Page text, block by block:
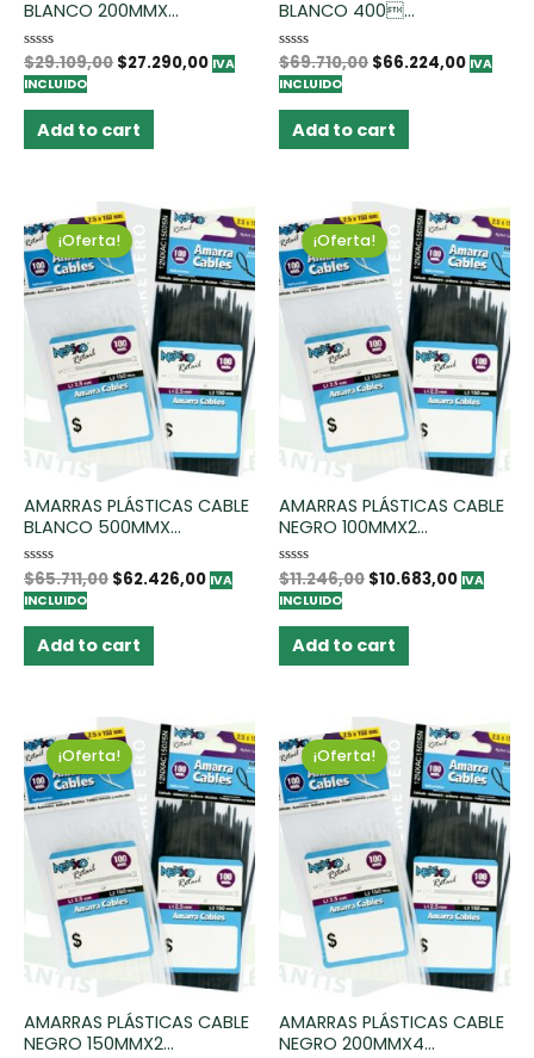
BLANCO 200MMX...
Rated
0
out
$29.109,00 $27.290,00 IVA
INCLUIDO
Add to cart
BLANCO 400...
Rated
0
out
$69.710,00 $66.224,00 IVA
INCLUIDO
Add to cart
¡Oferta!
AMARRAS PLÁSTICAS CABLE
BLANCO 500MMX...
Rated
0
out
$65.711,00 $62.426,00 IVA
INCLUIDO
Add to cart
¡Oferta!
AMARRAS PLÁSTICAS CABLE
NEGRO 100MMX2...
Rated
0
out
$11.246,00 $10.683,00 IVA
INCLUIDO
Add to cart
¡Oferta!
AMARRAS PLÁSTICAS CABLE
NEGRO 150MMX2...
¡Oferta!
AMARRAS PLÁSTICAS CABLE
NEGRO 200MMX4...